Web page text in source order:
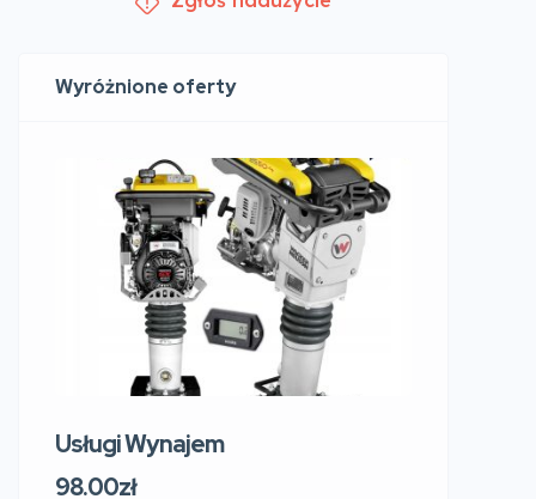
Wyróżnione oferty
Usługi Wynajem
98.00zł